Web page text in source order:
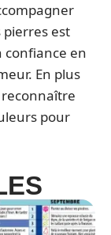
est
confiance en
En plus
pour